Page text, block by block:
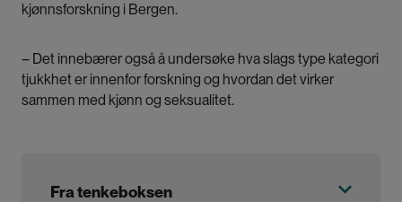
kjønnsforskning i Bergen.
– Det innebærer også å undersøke hva slags type kategori
tjukkhet er innenfor forskning og hvordan det virker
sammen med kjønn og seksualitet.
Fra tenkeboksen